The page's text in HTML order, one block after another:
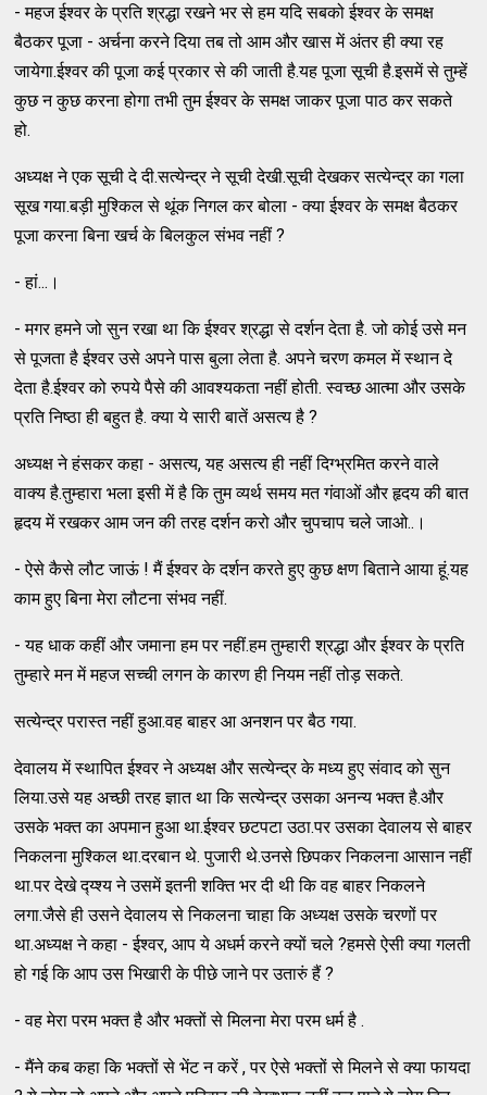
- महज ईश्वर के प्रति श्रद्धा रखने भर से हम यदि सबको ईश्वर के समक्ष
बैठकर पूजा - अर्चना करने दिया तब तो आम और खास में अंतर ही क्या रह
जायेगा.ईश्वर की पूजा कई प्रकार से की जाती है.यह पूजा सूची है.इसमें से तुम्हें
कुछ न कुछ करना होगा तभी तुम ईश्वर के समक्ष जाकर पूजा पाठ कर सकते
हो.
अध्यक्ष ने एक सूची दे दी.सत्येन्द्र ने सूची देखी.सूची देखकर सत्येन्द्र का गला
सूख गया.बड़ी मुश्किल से थूंक निगल कर बोला - क्या ईश्वर के समक्ष बैठकर
पूजा करना बिना खर्च के बिलकुल संभव नहीं ?
- हां...।
- मगर हमने जो सुन रखा था कि ईश्वर श्रद्धा से दर्शन देता है. जो कोई उसे मन
से पूजता है ईश्वर उसे अपने पास बुला लेता है. अपने चरण कमल में स्थान दे
देता है.ईश्वर को रुपये पैसे की आवश्यकता नहीं होती. स्वच्छ आत्मा और उसके
प्रति निष्ठा ही बहुत है. क्या ये सारी बातें असत्य है ?
अध्यक्ष ने हंसकर कहा - असत्य, यह असत्य ही नहीं दिग्भ्रमित करने वाले
वाक्य है.तुम्हारा भला इसी में है कि तुम व्यर्थ समय मत गंवाओं और हृदय की बात
हृदय में रखकर आम जन की तरह दर्शन करो और चुपचाप चले जाओ..।
- ऐसे कैसे लौट जाऊं ! मैं ईश्वर के दर्शन करते हुए कुछ क्षण बिताने आया हूं.यह
काम हुए बिना मेरा लौटना संभव नहीं.
- यह धाक कहीं और जमाना हम पर नहीं.हम तुम्हारी श्रद्धा और ईश्वर के प्रति
तुम्हारे मन में महज सच्ची लगन के कारण ही नियम नहीं तोड़ सकते.
सत्येन्द्र परास्त नहीं हुआ.वह बाहर आ अनशन पर बैठ गया.
देवालय में स्थापित ईश्वर ने अध्यक्ष और सत्येन्द्र के मध्य हुए संवाद को सुन
लिया.उसे यह अच्छी तरह ज्ञात था कि सत्येन्द्र उसका अनन्य भक्त है.और
उसके भक्त का अपमान हुआ था.ईश्वर छटपटा उठा.पर उसका देवालय से बाहर
निकलना मुश्किल था.दरबान थे. पुजारी थे.उनसे छिपकर निकलना आसान नहीं
था.पर देखे द्य्श्य ने उसमें इतनी शक्ति भर दी थी कि वह बाहर निकलने
लगा.जैसे ही उसने देवालय से निकलना चाहा कि अध्यक्ष उसके चरणों पर
था.अध्यक्ष ने कहा - ईश्वर, आप ये अधर्म करने क्यों चले ?हमसे ऐसी क्या गलती
हो गई कि आप उस भिखारी के पीछे जाने पर उतारुं हैं ?
- वह मेरा परम भक्त है और भक्तों से मिलना मेरा परम धर्म है .
- मैंने कब कहा कि भक्तों से भेंट न करें , पर ऐसे भक्तों से मिलने से क्या फायदा